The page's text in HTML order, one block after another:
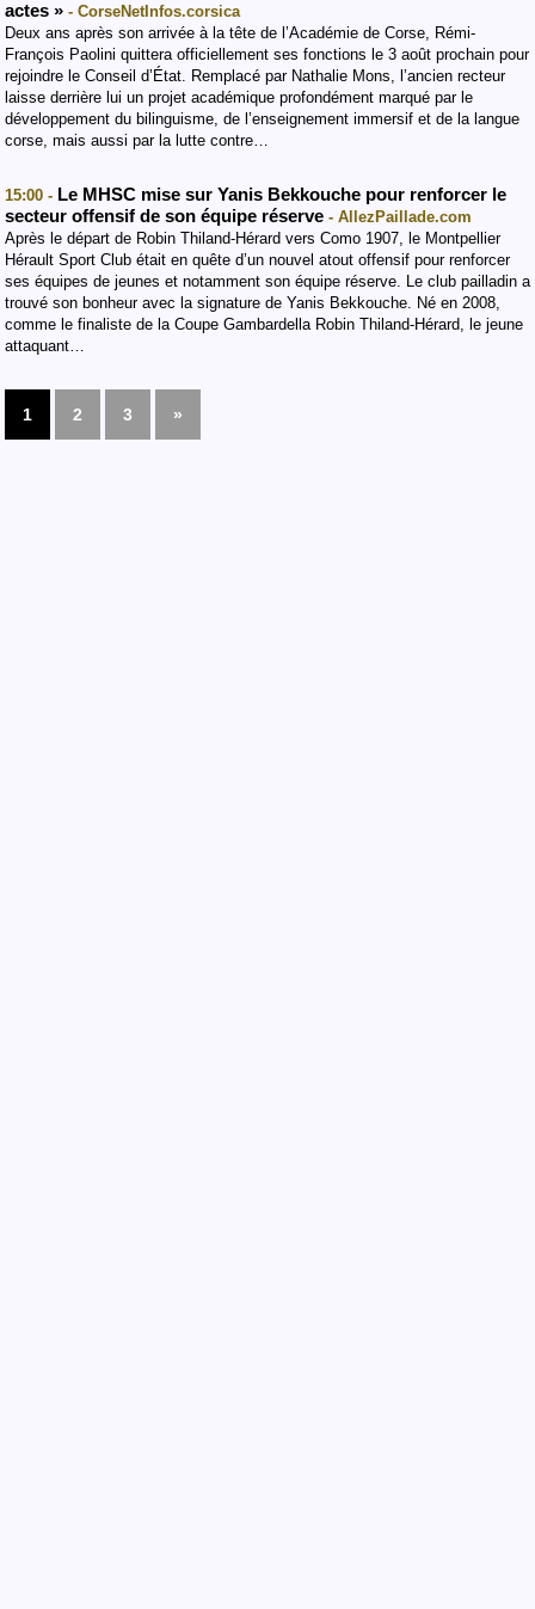
actes » - CorseNetInfos.corsica
Deux ans après son arrivée à la tête de l’Académie de Corse, Rémi-
François Paolini quittera officiellement ses fonctions le 3 août prochain pour
rejoindre le Conseil d’État. Remplacé par Nathalie Mons, l’ancien recteur
laisse derrière lui un projet académique profondément marqué par le
développement du bilinguisme, de l’enseignement immersif et de la langue
corse, mais aussi par la lutte contre…
15:00 - Le MHSC mise sur Yanis Bekkouche pour renforcer le
secteur offensif de son équipe réserve - AllezPaillade.com
Après le départ de Robin Thiland-Hérard vers Como 1907, le Montpellier
Hérault Sport Club était en quête d’un nouvel atout offensif pour renforcer
ses équipes de jeunes et notamment son équipe réserve. Le club pailladin a
trouvé son bonheur avec la signature de Yanis Bekkouche. Né en 2008,
comme le finaliste de la Coupe Gambardella Robin Thiland-Hérard, le jeune
attaquant…
1 2 3 »